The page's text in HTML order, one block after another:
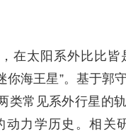
在太阳系外比比
你海王星”。基于郭
类常见系外行星的
动力学历史。相关